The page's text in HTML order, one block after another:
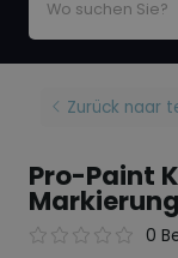
Zurück naar
Pro-Paint
0